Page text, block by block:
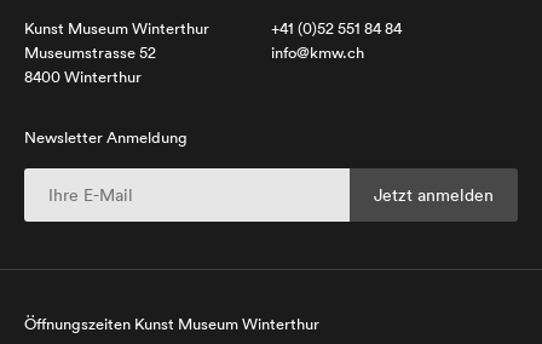
Kunst Museum Winterthur
Museumstrasse 52
8400 Winterthur
+41 (0)52 551 84 84
info@kmw.ch
Newsletter Anmeldung
Öffnungszeiten Kunst Museum Winterthur